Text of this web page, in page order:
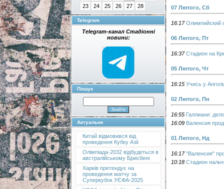
23
24 25 26 27 28
Telegram
Telegram-канал Стадіонні
новини:
Пошук
Актуальне
Китай відмовився від
проведення Кубку Азії
Олімпіада-2032 відбудеться в
австралійському Брисбені
Харків претендує на
проведення матчу за
Суперкубок УЄФА-2025
07 Лютого, Сб
16:17 Олимпийский
06 Лютого, Пт
16:37 Стадион на
05 Лютого, Чт
16:15 Учись у
02 Лютого, Пн
16:55 Галлиани:
16:09 Валенсия
01 Лютого, Нд
16:17 "Валенсия"
10:18 Стадион